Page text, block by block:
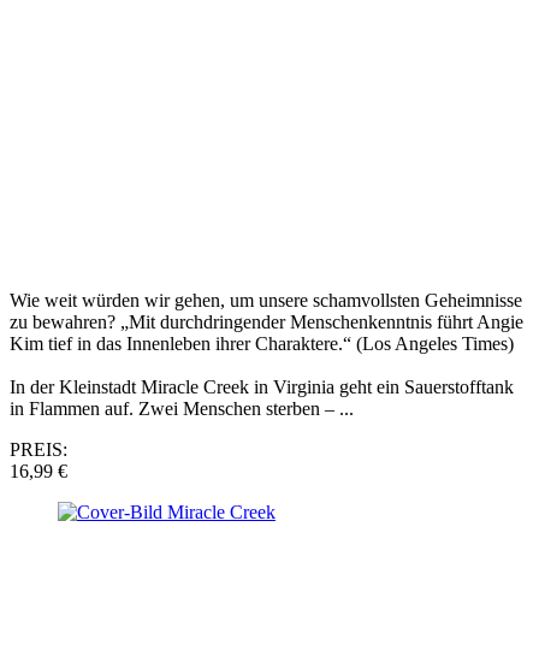
Wie weit würden wir gehen, um unsere schamvollsten Geheimnisse
zu bewahren? „Mit durchdringender Menschenkenntnis führt Angie
Kim tief in das Innenleben ihrer Charaktere.“ (Los Angeles Times)
In der Kleinstadt Miracle Creek in Virginia geht ein Sauerstofftank
in Flammen auf. Zwei Menschen sterben – ...
PREIS:
16,99 €